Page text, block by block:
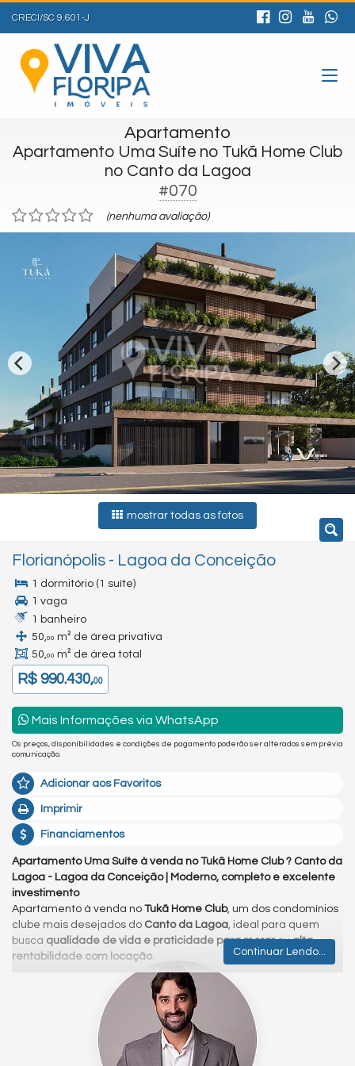
CRECI/SC 9.601-J
Apartamento
Apartamento Uma Suíte no Tukã Home Club
no Canto da Lagoa
#070
(nenhuma avaliação)
mostrar todas as fotos
Florianópolis - Lagoa da Conceição
1 dormitório (1 suíte)
1 vaga
1 banheiro
50,00 m² de área privativa
50,00 m² de área total
R$ 990.430,00
Mais Informações via WhatsApp
Os preços, disponibilidades e condições de pagamento poderão ser alterados sem prévia
comunicação.
Adicionar aos Favoritos
Imprimir
Financiamentos
Apartamento Uma Suíte à venda no Tukã Home Club ? Canto da
Lagoa - Lagoa da Conceição | Moderno, completo e excelente
investimento
Apartamento à venda no Tukã Home Club, um dos condomínios
clube mais desejados do Canto da Lagoa , ideal para quem
busca qualidade de vida e praticidade para moraroualta
rentabilidade com locação.
planta inteligente, com ótimo aproveitamento
ambiente integrado, boa entrada de
acabamento moderno, proporcionando conforto e
funcionalidade no dia a dia.
Continuar Lendo...